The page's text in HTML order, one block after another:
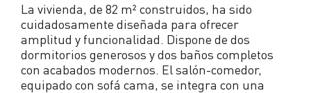
La vivienda, de 82 m² construidos, ha sido
cuidadosamente diseñada para ofrecer
amplitud y funcionalidad. Dispone de dos
dormitorios generosos y dos baños completos
con acabados modernos. El salón-comedor,
equipado con sofá cama, se integra con una